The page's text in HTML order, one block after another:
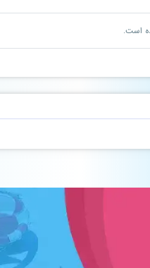
است.